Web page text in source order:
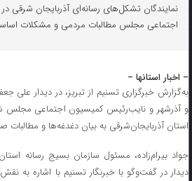
نمایندگان تشکل‌های رسانه‌ای آذربایجان شرقی
اجتماعی مجلس مطالبات مردمی و مشکلات
– اخبار استانها –
به‌گزارش خبرگزاری تسنیم از تبریز، در دیدار علی
و آذرشهر و نایب‌رئیس کمیسیون اجتماعی مجلس
استان آذربایجان‌شرقی به بیان دغدغه‌ها و مطالبات
جواد بیرام‌زاده، مسئول سازمان بسیج رسانه
دیدار در گفت‌وگو با خبرنگار تسنیم با اشاره به نقش